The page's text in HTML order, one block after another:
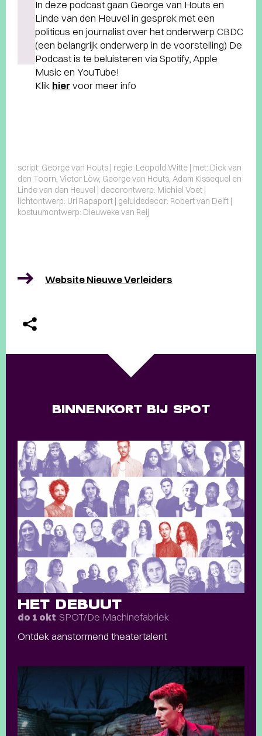
In deze podcast gaan George van Houts en
Linde van den Heuvel in gesprek met een
politicus en journalist over het onderwerp CBDC
(een belangrijk onderwerp in de voorstelling) De
Podcast is te beluisteren via Spotify, Apple
Music en YouTube!
Klik hiervoor meer info
script: George van Houts | regie: Leopold Witte | met: Dick van
den Toorn, Victor Löw, George van Houts, Adam Kissequel en
Linde van den Heuvel | decorontwerp: Michiel Voet |
lichtontwerp: Uri Rapaport | geluidsdecor: Robert van Delft |
kostuumontwerp: Dieuweke van Reij
Website Nieuwe Verleiders
BINNENKORT BIJ SPOT
HET DEBUUT
do 1 okt SPOT/De Machinefabriek
Ontdek aanstormend theatertalent